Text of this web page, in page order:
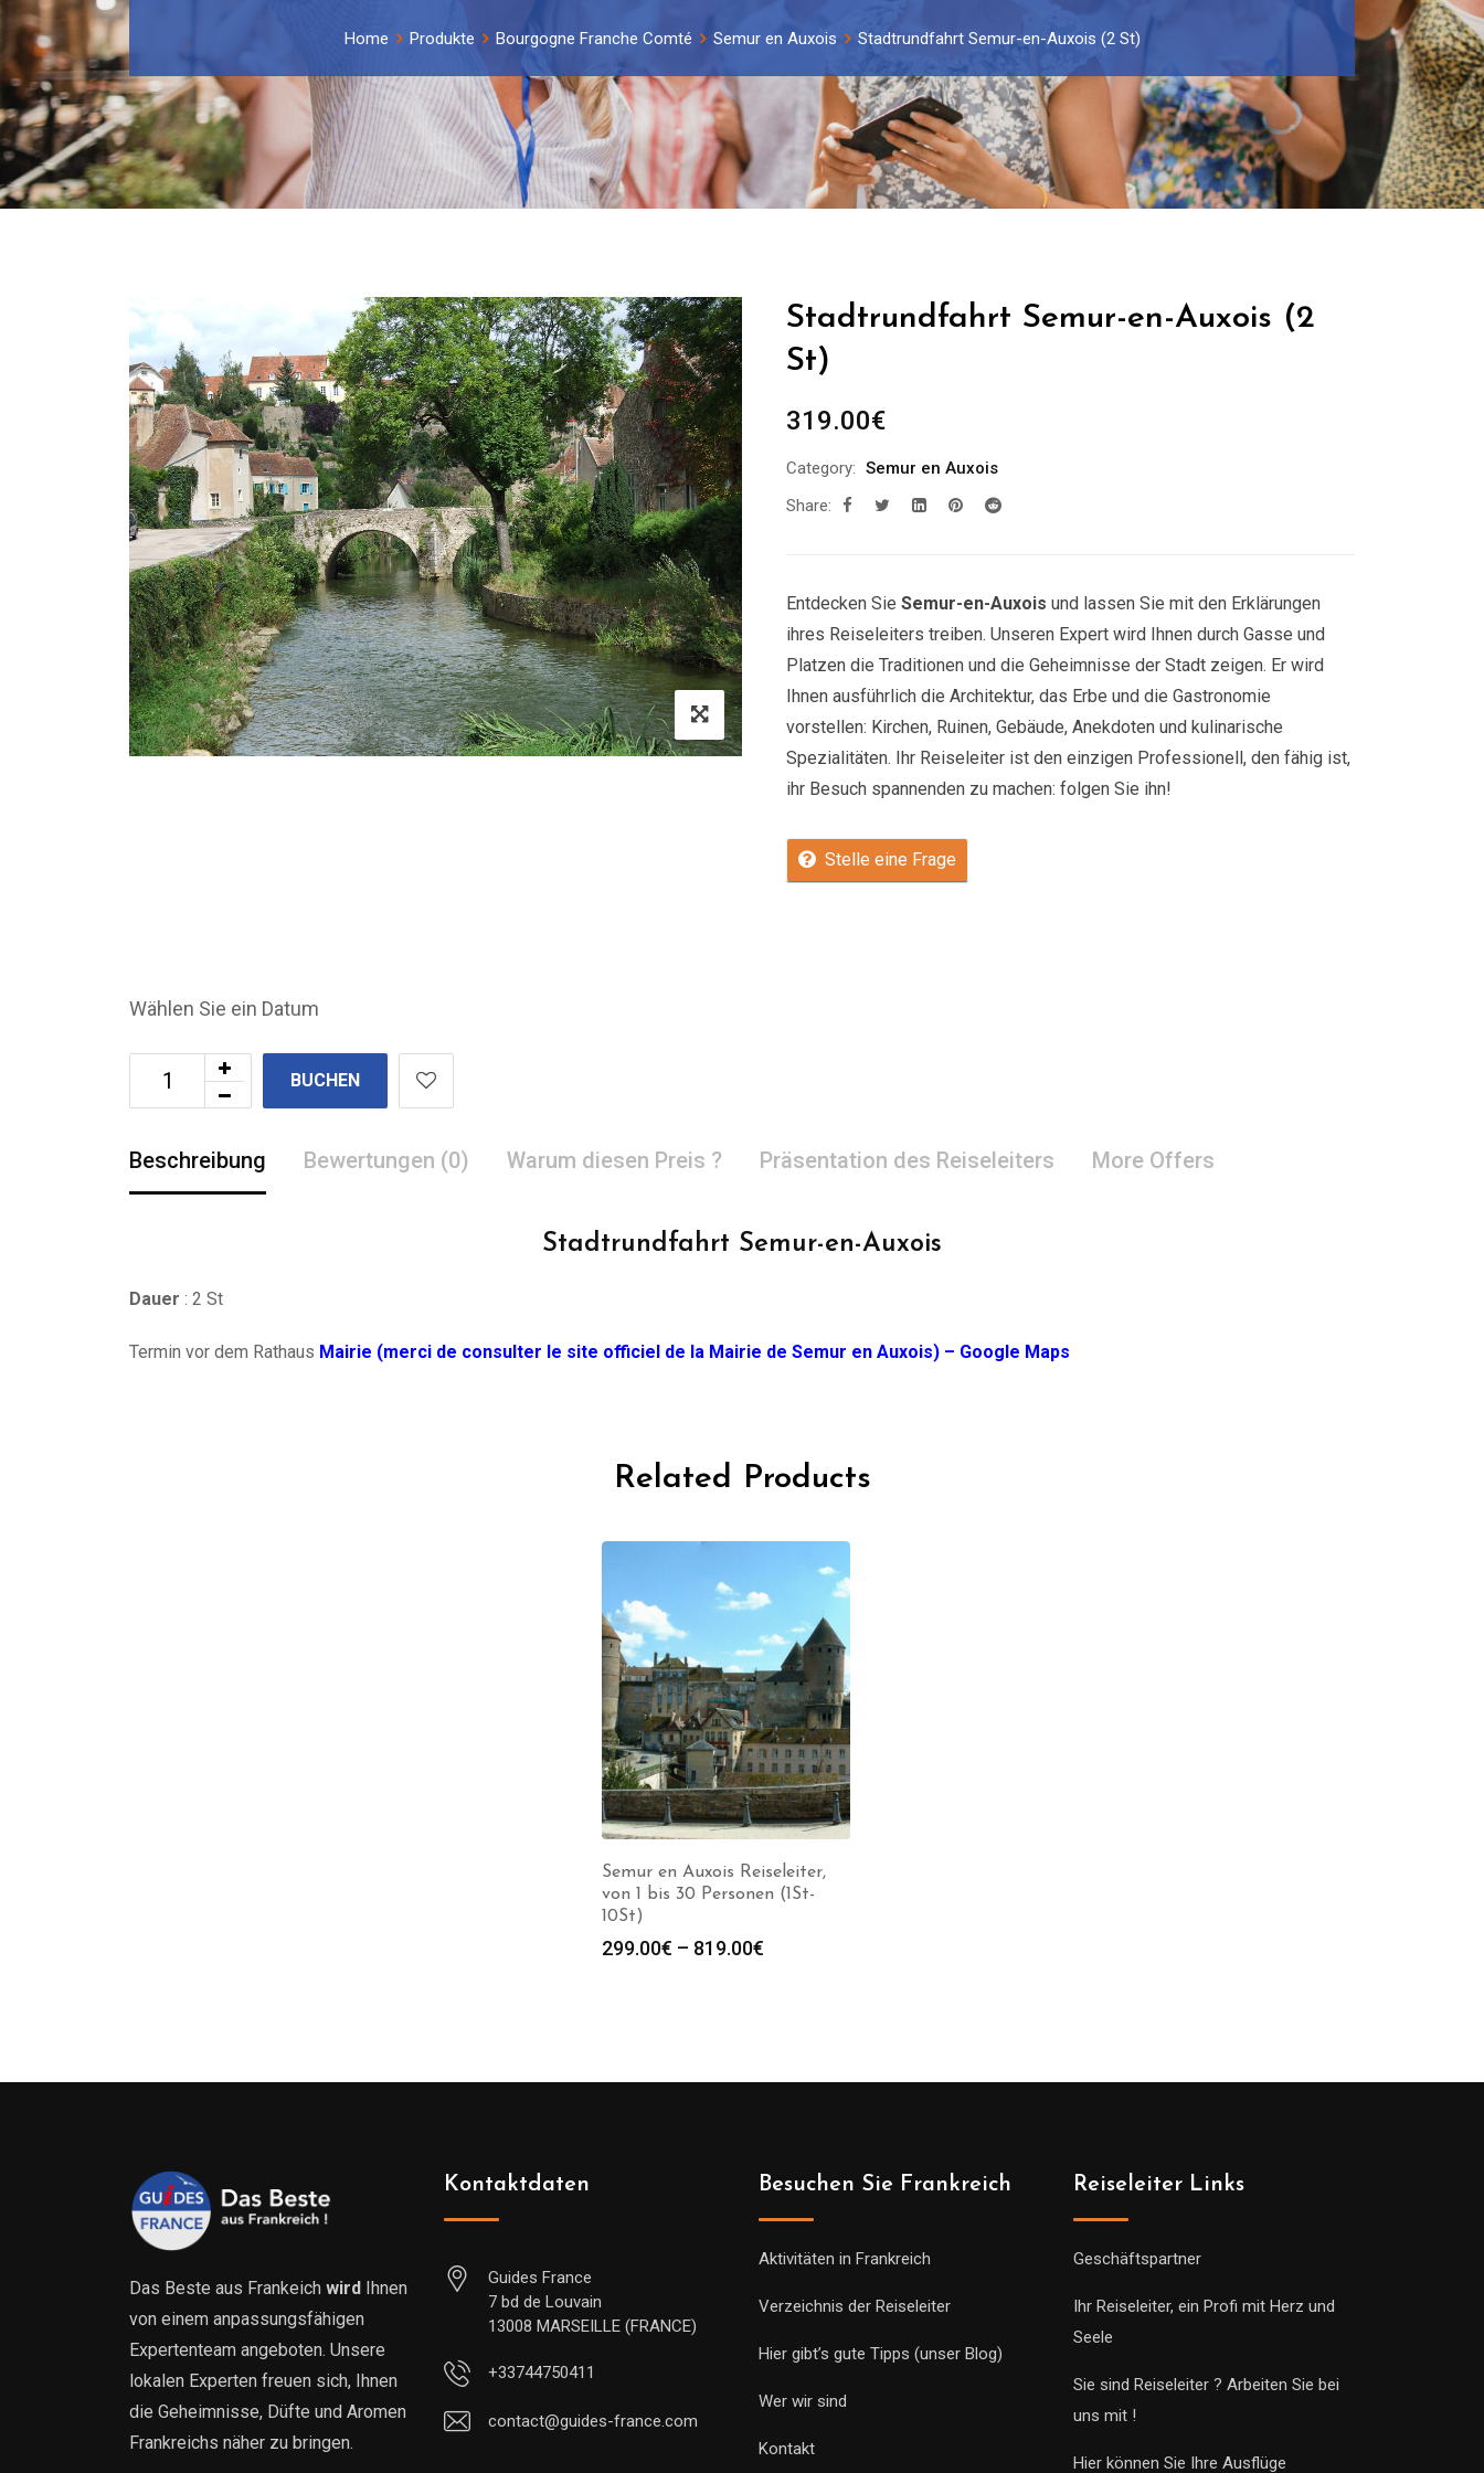
Home Produkte Bourgogne Franche Comté Semur en Auxois Stadtrundfahrt Semur-en-Auxois (2 St)
Stadtrundfahrt Semur-en-Auxois (2
St)
319.00€
Category: Semur en Auxois
Share:
Entdecken Sie Semur-en-Auxois und lassen Sie mit den Erklärungen
ihres Reiseleiters treiben. Unseren Expert wird Ihnen durch Gasse und
Platzen die Traditionen und die Geheimnisse der Stadt zeigen. Er wird
Ihnen ausführlich die Architektur, das Erbe und die Gastronomie
vorstellen: Kirchen, Ruinen, Gebäude, Anekdoten und kulinarische
Spezialitäten. Ihr Reiseleiter ist den einzigen Professionell, den fähig ist,
ihr Besuch spannenden zu machen: folgen Sie ihn!
Stelle eine Frage
Wählen Sie ein Datum
BUCHEN
Beschreibung Bewertungen (0) Warum diesen Preis ? Präsentation des Reiseleiters More Offers
Stadtrundfahrt Semur-en-Auxois
Dauer : 2 St
Termin vor dem Rathaus Mairie (merci de consulter le site officiel de la Mairie de Semur en Auxois) – Google Maps
Related Products
Semur en Auxois Reiseleiter,
von 1 bis 30 Personen (1St-
10St)
299.00€ – 819.00€Preisspanne:
Das Beste aus Frankeich wird Ihnen
von einem anpassungsfähigen
Expertenteam angeboten. Unsere
lokalen Experten freuen sich, Ihnen
die Geheimnisse, Düfte und Aromen
Frankreichs näher zu bringen.
Kontaktdaten
Guides France
7 bd de Louvain
13008 MARSEILLE (FRANCE)
+33744750411
contact@guides-france.com
Besuchen Sie Frankreich
Aktivitäten in Frankreich
Verzeichnis der Reiseleiter
Hier gibt’s gute Tipps (unser Blog)
Wer wir sind
Kontakt
Reiseleiter Links
Geschäftspartner
Ihr Reiseleiter, ein Profi mit Herz und
Seele
Sie sind Reiseleiter ? Arbeiten Sie bei
uns mit !
Hier können Sie Ihre Ausflüge